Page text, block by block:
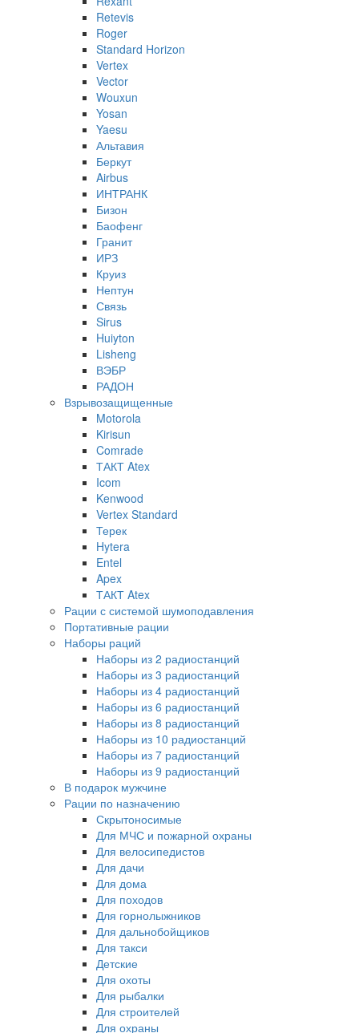
Retevis
Roger
Standard Horizon
Vertex
Vector
Wouxun
Yosan
Yaesu
Альтавия
Беркут
Airbus
ИНТРАНК
Бизон
Баофенг
Гранит
ИРЗ
Круиз
Нептун
Связь
Sirus
Huiyton
Lisheng
ВЭБР
РАДОН
Взрывозащищенные
Motorola
Kirisun
Comrade
ТАКТ Atex
Icom
Kenwood
Vertex Standard
Терек
Hytera
Entel
Apex
ТАКТ Atex
Рации с системой шумоподавления
Портативные рации
Наборы раций
Наборы из 2 радиостанций
Наборы из 3 радиостанций
Наборы из 4 радиостанций
Наборы из 6 радиостанций
Наборы из 8 радиостанций
Наборы из 10 радиостанций
Наборы из 7 радиостанций
Наборы из 9 радиостанций
В подарок мужчине
Рации по назначению
Скрытоносимые
Для МЧС и пожарной охраны
Для велосипедистов
Для дачи
Для дома
Для походов
Для горнолыжников
Для дальнобойщиков
Для такси
Детские
Для охоты
Для рыбалки
Для строителей
Для охраны